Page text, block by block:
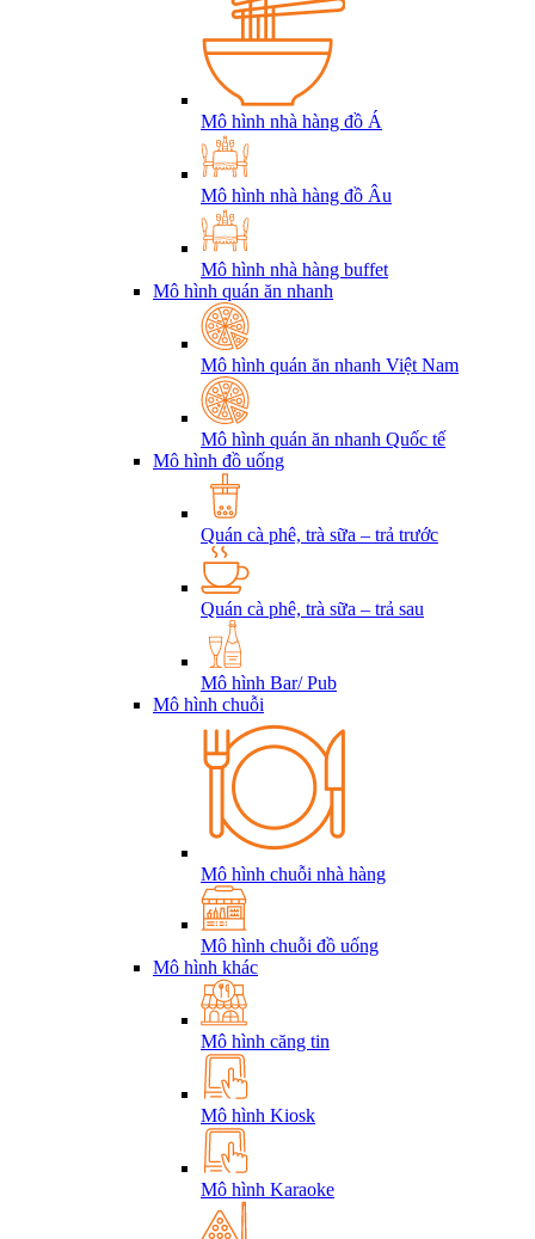
Mô hình nhà hàng đồ Á
Mô hình nhà hàng đồ Âu
Mô hình nhà hàng buffet
Mô hình quán ăn nhanh
Mô hình quán ăn nhanh Việt Nam
Mô hình quán ăn nhanh Quốc tế
Mô hình đồ uống
Quán cà phê, trà sữa – trả trước
Quán cà phê, trà sữa – trả sau
Mô hình Bar/ Pub
Mô hình chuỗi
Mô hình chuỗi nhà hàng
Mô hình chuỗi đồ uống
Mô hình khác
Mô hình căng tin
Mô hình Kiosk
Mô hình Karaoke